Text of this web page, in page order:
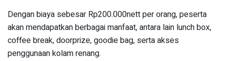
Dengan biaya sebesar Rp200.000nett per orang, peserta
akan mendapatkan berbagai manfaat, antara lain lunch box,
coffee break, doorprize, goodie bag, serta akses
penggunaan kolam renang.